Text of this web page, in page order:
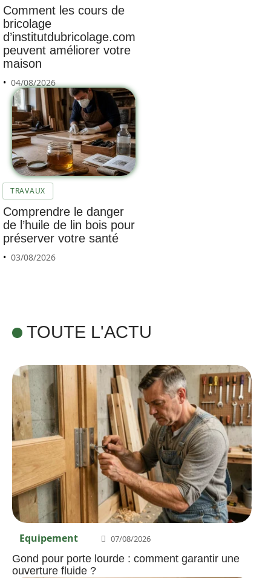
Comment les cours de
bricolage
d’institutdubricolage.com
peuvent améliorer votre
maison
04/08/2026
TRAVAUX
Comprendre le danger
de l’huile de lin bois pour
préserver votre santé
03/08/2026
TOUTE L'ACTU
Equipement 07/08/2026
Gond pour porte lourde : comment garantir une
ouverture fluide ?